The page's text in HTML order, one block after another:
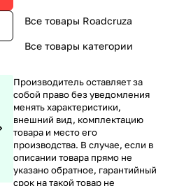
Все товары Roadcruza
Все товары категории
Производитель оставляет за
собой право без уведомления
менять характеристики,
внешний вид, комплектацию
товара и место его
производства. В случае, если в
описании товара прямо не
указано обратное, гарантийный
срок на такой товар не